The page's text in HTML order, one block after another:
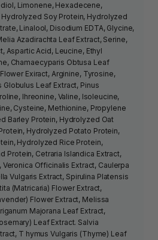
Limonene, Hexadecene,
Soy Protein, Hydrolyzed
Linalool, Disodium EDTA, Glycine,
Azadirachta Leaf Extract, Serine,
Aspartic Acid, Leucine, Ethyl
Chamaecyparis Obtusa Leaf
Exiract, Arginine, Tyrosine,
Globulus Leaf Extract, Pinus
Ihreonine, Valine, Isoleucine,
Cysteine, Methionine, Propylene
Barley Protein, Hydrolyzed Oat
Hydrolyzed Potato Protein,
Hydrolyzed Rice Protein,
Protein, Cetraria Islandica Extract,
Veronica Officinalis Extract, Caulerpa
Vulgaris Extract, Spirulina Platensis
(Matricaria) Flower Extract,
Flower Extract, Melissa
Majorana Leaf Extract,
Leaf Extract. Salvia
T hymus Vulgaris (Thyme) Leaf